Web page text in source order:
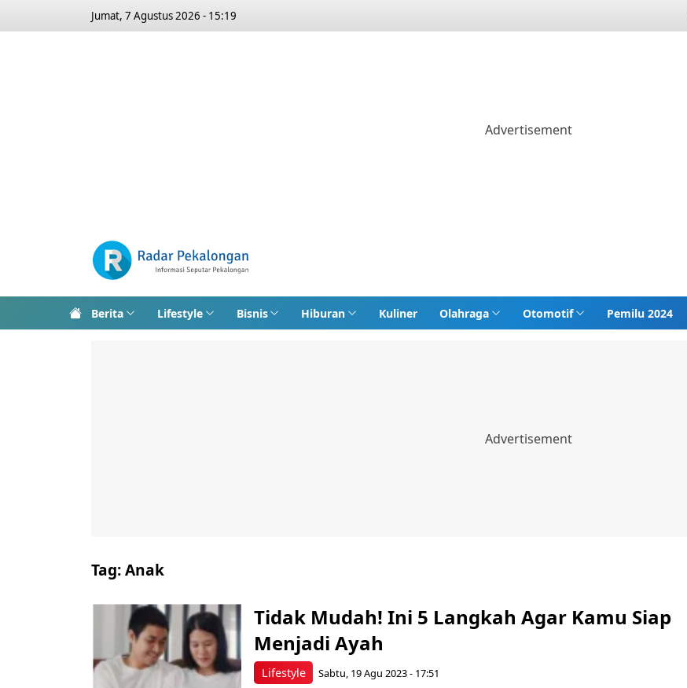
Jumat, 7 Agustus 2026 - 15:19
Berita Lifestyle Bisnis Hiburan Kuliner Olahraga Otomotif Pemilu 2024
Tag:Anak
Lifestyle
Tidak Mudah! Ini 5 Langkah Agar Kamu Siap
Menjadi Ayah
Sabtu, 19 Agu 2023 - 17:51